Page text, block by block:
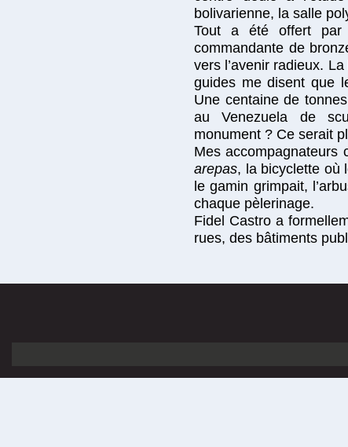
bolivarienne, la salle
Tout a été offert par
commandante de
vers l’avenir radieux.
guides me disent que
Une centaine de
au Venezuela de
monument ? Ce serait
Mes accompagnateurs
arepas, la bicyclette où
le gamin grimpait,
chaque pèlerinage.
Fidel Castro a
rues, des bâtiments